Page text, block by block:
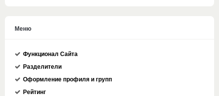
Меню
Функционал Сайта
Разделители
Оформление профиля и групп
Рейтинг